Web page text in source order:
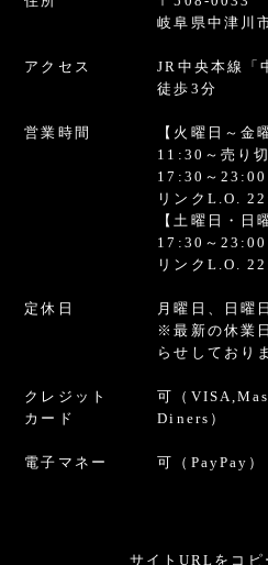
岐阜県中津川
アクセス
JR中央本線「
徒歩3分
営業時間
【火曜日～金
11:30～売り
17:30～23:00
リンクL.O.
【土曜日・日
17:30～23:00
リンクL.O.
定休日
月曜日、日曜
※最新の休業
らせしており
クレジット
カード
可（
Diners）
電子マネー 可（PayPay）
サイトURLをコピ